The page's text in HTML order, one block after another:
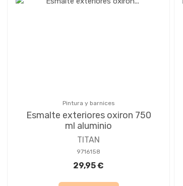
Pintura y barnices
Esmalte exteriores oxiron 750
ml aluminio
TITAN
9716158
29,95 €